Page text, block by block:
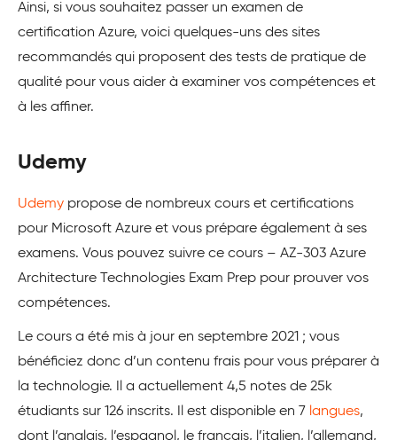
Ainsi, si vous souhaitez passer un examen de
certification Azure, voici quelques-uns des sites
recommandés qui proposent des tests de pratique de
qualité pour vous aider à examiner vos compétences et
à les affiner.
Udemy
Udemy propose de nombreux cours et certifications
pour Microsoft Azure et vous prépare également à ses
examens. Vous pouvez suivre ce cours – AZ-303 Azure
Architecture Technologies Exam Prep pour prouver vos
compétences.
Le cours a été mis à jour en septembre 2021 ; vous
bénéficiez donc d’un contenu frais pour vous préparer à
la technologie. Il a actuellement 4,5 notes de 25k
étudiants sur 126 inscrits. Il est disponible en 7 langues,
dont l’anglais, l’espagnol, le français, l’italien, l’allemand,